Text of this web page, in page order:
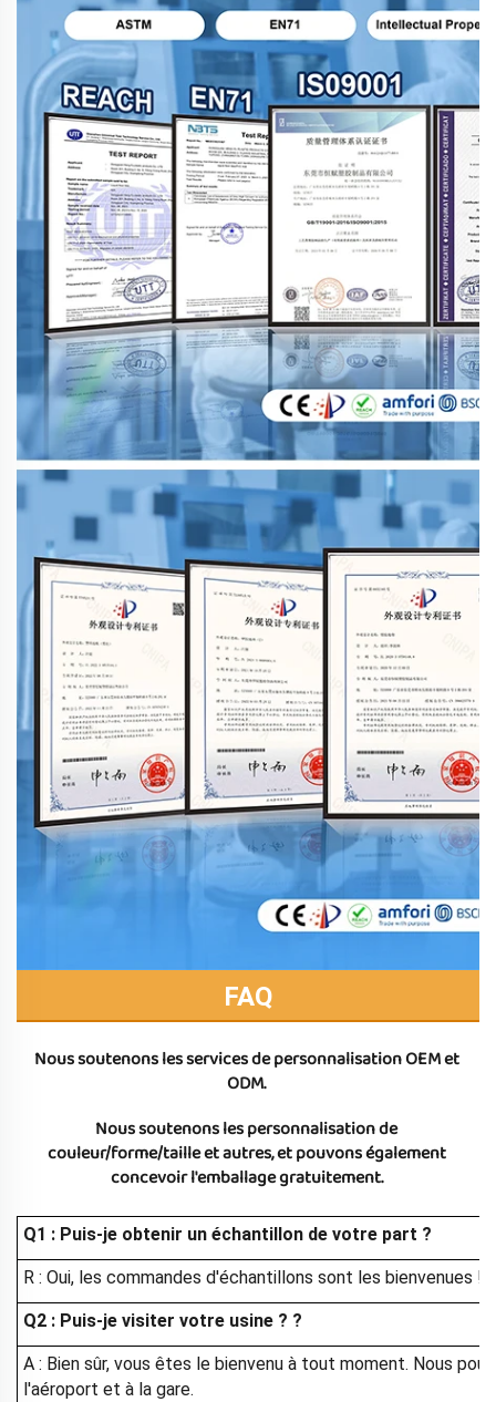
FAQ
Nous soutenons les services de personnalisation OEM et
ODM.
Nous soutenons les personnalisation de
couleur/forme/taille et autres, et pouvons également
concevoir l'emballage gratuitement.
Q1 : Puis-je obtenir un échantillon de votre part ?
R : Oui, les commandes d'échantillons sont les bienvenues !
Q2 : Puis-je visiter votre usine ? ?
A : Bien sûr, vous êtes le bienvenu à tout moment. Nous
l'aéroport et à la gare.